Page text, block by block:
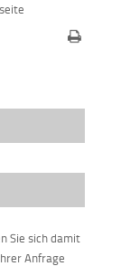
Sie sich damit
Anfrage